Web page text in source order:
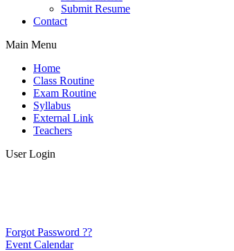
Submit Resume
Contact
Main Menu
Home
Class Routine
Exam Routine
Syllabus
External Link
Teachers
User Login
Forgot Password ??
Event Calendar